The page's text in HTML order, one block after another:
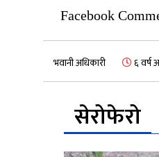
Facebook
भवानी अधिकारी ६ वर्ष
सेरोफेरो